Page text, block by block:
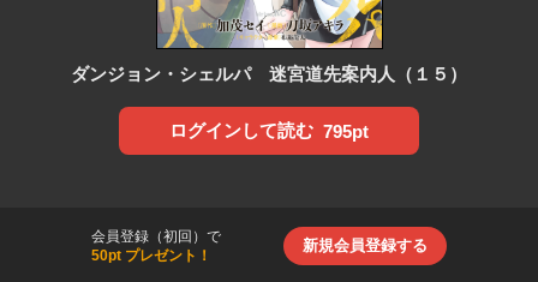
ダンジョン・シェルパ 迷宮道先案内人（１５）
ログインして読む 795pt
会員登録（初回）で
50pt プレゼント！
新規会員登録する